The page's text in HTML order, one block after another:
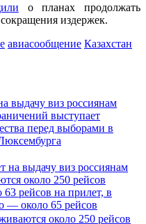
о планах продолжать
сокращения издержек.
авиасообщение Казахстан
выдачу виз россиянам
выступает
перед выборами в
около 250 рейсов
рейсов на прилет, в
— около 65 рейсов